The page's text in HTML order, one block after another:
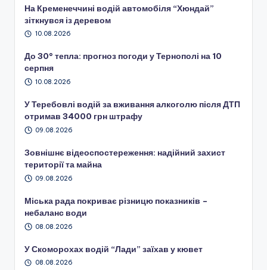
На Кременеччині водій автомобіля “Хюндай”
зіткнувся із деревом
10.08.2026
До 30° тепла: прогноз погоди у Тернополі на 10
серпня
10.08.2026
У Теребовлі водій за вживання алкоголю після ДТП
отримав 34000 грн штрафу
09.08.2026
Зовнішнє відеоспостереження: надійний захист
території та майна
09.08.2026
Міська рада покриває різницю показників –
небаланс води
08.08.2026
У Скоморохах водій “Лади” заїхав у кювет
08.08.2026